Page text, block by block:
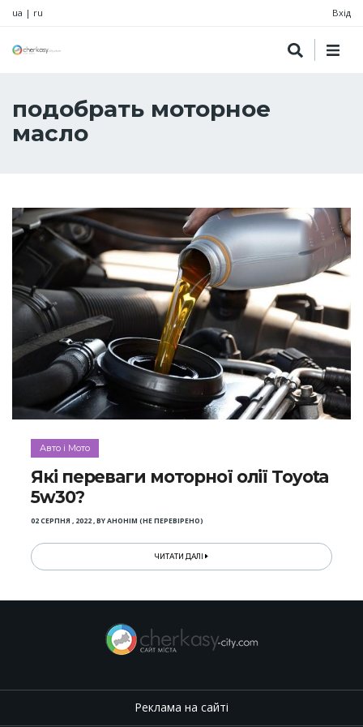
ua | ru Вхід
подобрать моторное
масло
Авто і Мото
Які переваги моторної олії Toyota
5w30?
02 СЕРПНЯ , 2022,BYАНОНІМ (НЕ ПЕРЕВІРЕНО)
ЧИТАТИ ДАЛІ
Реклама на сайті